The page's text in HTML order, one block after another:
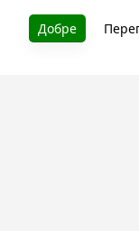
Добре